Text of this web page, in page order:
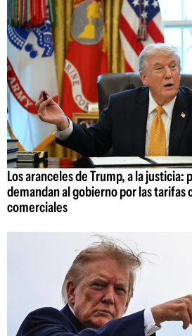
Los aranceles de Trump, a la justicia:
demandan al gobierno por las tarifas
comerciales